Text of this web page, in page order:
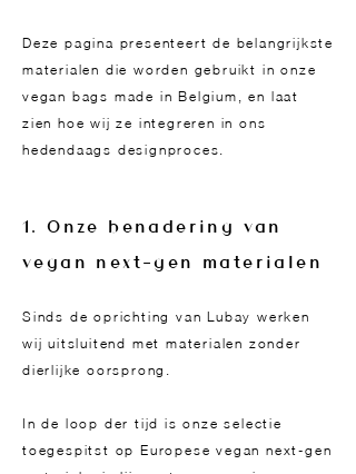
Deze pagina presenteert de belangrijkste
materialen die worden gebruikt in onze
vegan bags made in Belgium, en laat
zien hoe wij ze integreren in ons
hedendaags designproces.
1. Onze benadering van
vegan next-gen materialen
Sinds de oprichting van Lubay werken
wij uitsluitend met materialen zonder
dierlijke oorsprong.
In de loop der tijd is onze selectie
toegespitst op Europese vegan next-gen